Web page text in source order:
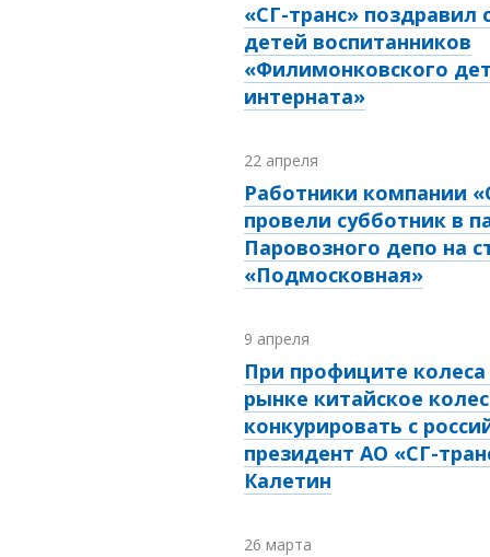
«СГ-транс»
детей воспитанников
«Филимонковского
интерната»
22 апреля
Работники компании
провели субботник в
Паровозного депо на
«Подмосковная»
9 апреля
При профиците колеса
рынке китайское
конкурировать с
президент АО «СГ-
Калетин
26 марта